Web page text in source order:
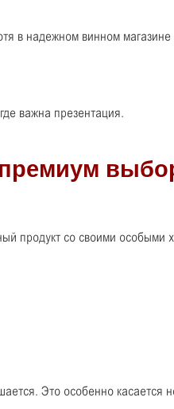
в надежном винном
важна презентация.
продукт со своими особыми
Это особенно касается